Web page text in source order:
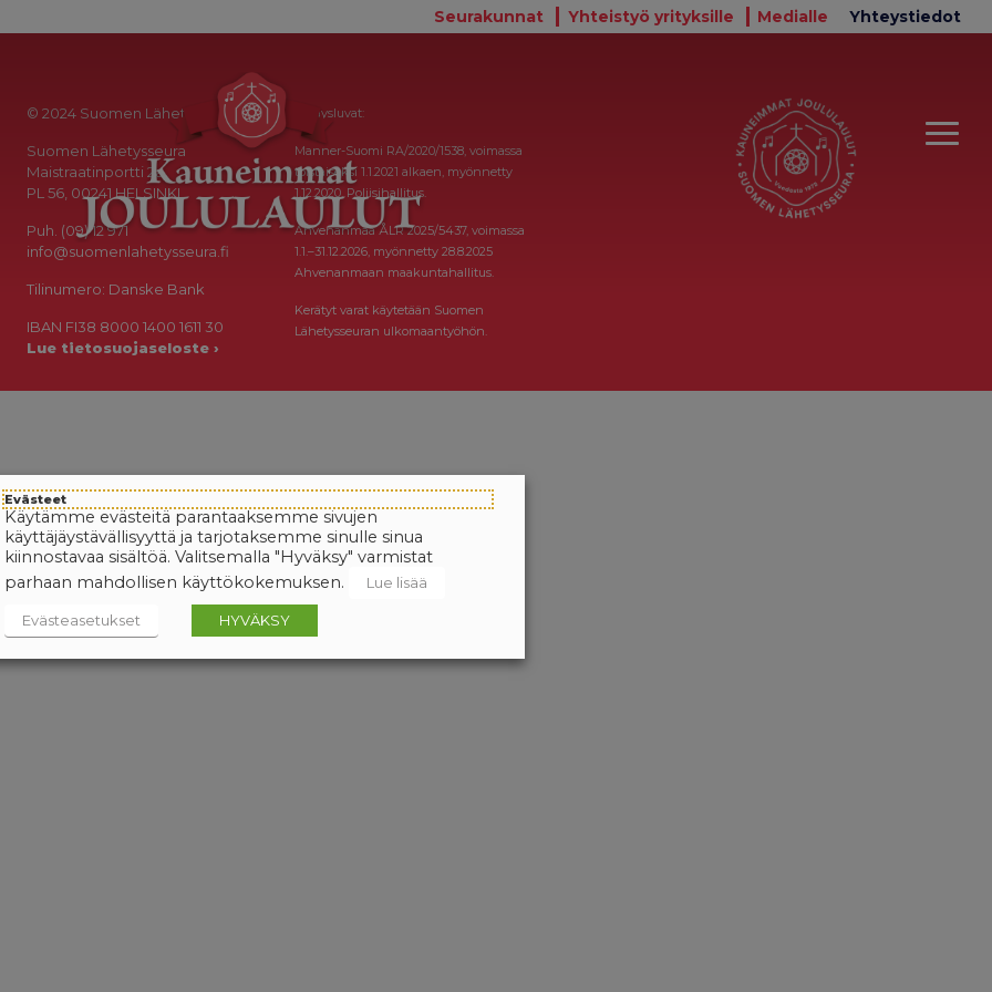
Seurakunnat Yhteistyö yrityksille Medialle Yhteystiedot
© 2024 Suomen Lähetysseura
Suomen Lähetysseura
Maistraatinportti 2a
PL 56, 00241 HELSINKI
Puh. (09) 12 971
info@suomenlahetysseura.fi
Tilinumero: Danske Bank
IBAN FI38 8000 1400 1611 30
Lue tietosuojaseloste ›
Keräysluvat:
Manner-Suomi RA/2020/1538, voimassa
toistaiseksi 1.1.2021 alkaen, myönnetty
1.12.2020, Poliisihallitus.
Ahvenanmaa ÅLR 2025/5437, voimassa
1.1.–31.12.2026, myönnetty 28.8.2025
Ahvenanmaan maakuntahallitus.
Kerätyt varat käytetään Suomen
Lähetysseuran ulkomaantyöhön.
Evästeet
Käytämme evästeitä parantaaksemme sivujen
käyttäjäystävällisyyttä ja tarjotaksemme sinulle sinua
kiinnostavaa sisältöä. Valitsemalla "Hyväksy" varmistat
parhaan mahdollisen käyttökokemuksen.
Lue lisää
Evästeasetukset HYVÄKSY